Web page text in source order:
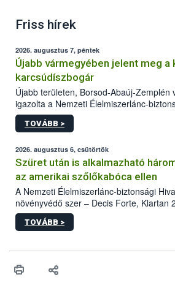
Friss hírek
2026. augusztus 7, péntek
Újabb vármegyében jelent meg a
karcsúdíszbogár
Újabb területen, Borsod-Abaúj-Zemplén
igazolta a Nemzeti Élelmiszerlánc-
kőrisrontó karcsúdíszbogár (Agrilus
kártevőt nem csak színcsapdában
az intenzív felderítést, emellett az
hatósággal is összehangolják a terjedés
TOVÁBB >
2026. augusztus 6, csütörtök
Szüret után is alkalmazható
az amerikai szőlőkabóca ellen
A Nemzeti Élelmiszerlánc-biztonsági
növényvédő szer – Decis Forte, Klartan
engedélyokiratát módosította, így azok a
egészen a vesszőérettség (BBCH 91)
érésű szőlőkben is legyen lehetőség a
felhasználók számára is elérhető és
TOVÁBB >